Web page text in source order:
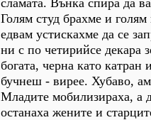
Голям студ брахме и голям
едвам устискахме да се
ни с по четирийсе декара
богата, черна като катран
бучнеш - вирее. Хубаво,
Младите мобилизираха, а
останаха жените и